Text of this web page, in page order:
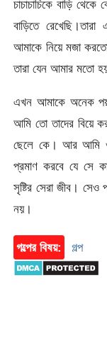
চাচাচাচিকে বাড়ি
বাড়িতে
আমাকে নিয়ে মজা
তারা যেন আমার মতো
এখন আমাকে অনেক
আমি তো তাদের বিয়ে
ছেলে কে। আর আমি
প্রমাণ করবে যে সে
সৃষ্টির সেরা জীব। সেও
নয়।
গল্পের বিষয়: গল্প